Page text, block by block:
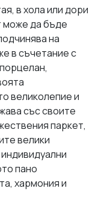
в хола или дори
може да бъде
на
в съчетание с
великолепие и
със своите
паркет,
велики
пано
хармония и